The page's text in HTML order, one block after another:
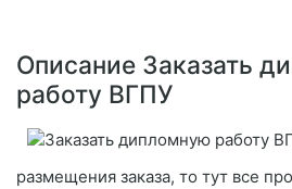
Описание Заказать
работу ВГПУ
размещения заказа, то тут все